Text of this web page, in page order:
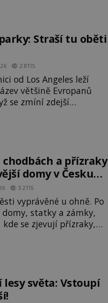
Straší tu oběti
2.8TIS
od Los Angeles leží
většině Evropanů
se zmíní zdejší
sadu
snaha to utajit, někteří z
a přízraky
domy v Česku
3.2TIS
vyprávěné u ohně. Po
statky a zámky,
se zjevují přízraky,
nebo se dějí
A právě tato opakující
světa: Vstoupí